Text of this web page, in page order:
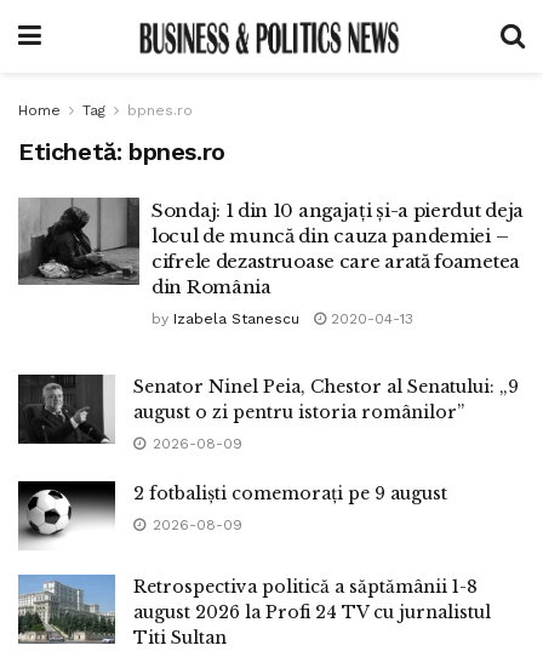
Home Tag bpnes.ro
Etichetă: bpnes.ro
Sondaj: 1 din 10 angajați și-a pierdut deja
locul de muncă din cauza pandemiei –
cifrele dezastruoase care arată foametea
din România
by Izabela Stanescu 2020-04-13
Senator Ninel Peia, Chestor al Senatului: „9
august o zi pentru istoria românilor”
2026-08-09
2 fotbaliști comemorați pe 9 august
2026-08-09
Retrospectiva politică a săptămânii 1-8
august 2026 la Profi 24 TV cu jurnalistul
Titi Sultan